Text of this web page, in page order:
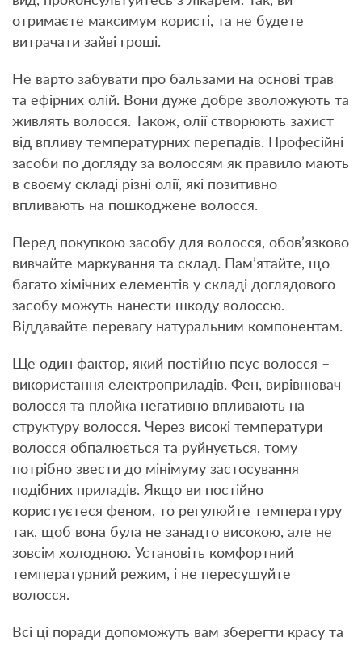
отримаєте максимум користі, та не будете
витрачати зайві гроші.
Не варто забувати про бальзами на основі трав
та ефірних олій. Вони дуже добре зволожують та
живлять волосся. Також, олії створюють захист
від впливу температурних перепадів. Професійні
засоби по догляду за волоссям як правило мають
в своєму складі різні олії, які позитивно
впливають на пошкоджене волосся.
Перед покупкою засобу для волосся, обов’язково
вивчайте маркування та склад. Пам’ятайте, що
багато хімічних елементів у складі доглядового
засобу можуть нанести шкоду волоссю.
Віддавайте перевагу натуральним компонентам.
Ще один фактор, який постійно псує волосся –
використання електроприладів. Фен, вирівнювач
волосся та плойка негативно впливають на
структуру волосся. Через високі температури
волосся обпалюється та руйнується, тому
потрібно звести до мінімуму застосування
подібних приладів. Якщо ви постійно
користуєтеся феном, то регулюйте температуру
так, щоб вона була не занадто високою, але не
зовсім холодною. Установіть комфортний
температурний режим, і не пересушуйте
волосся.
Всі ці поради допоможуть вам зберегти красу та